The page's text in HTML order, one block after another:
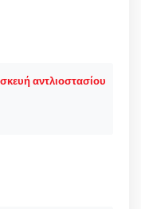
αντλιοστασίου